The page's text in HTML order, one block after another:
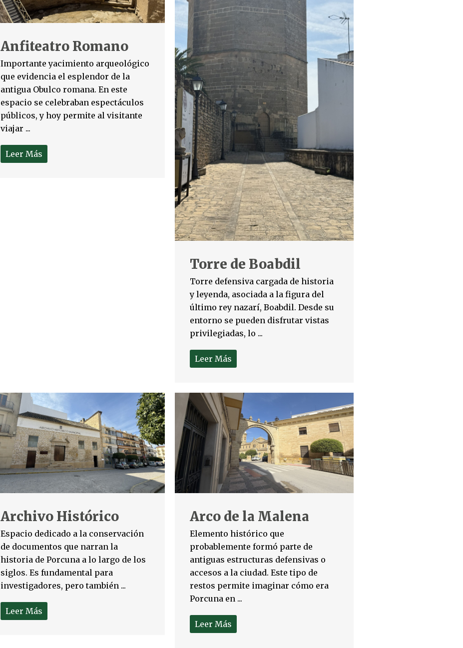
Anfiteatro Romano
Importante yacimiento arqueológico
que evidencia el esplendor de la
antigua Obulco romana. En este
espacio se celebraban espectáculos
públicos, y hoy permite al visitante
viajar ...
Leer Más
Torre de Boabdil
Torre defensiva cargada de historia
y leyenda, asociada a la figura del
último rey nazarí, Boabdil. Desde su
entorno se pueden disfrutar vistas
privilegiadas, lo ...
Leer Más
Archivo Histórico
Espacio dedicado a la conservación
de documentos que narran la
historia de Porcuna a lo largo de los
siglos. Es fundamental para
investigadores, pero también ...
Leer Más
Arco de la Malena
Elemento histórico que
probablemente formó parte de
antiguas estructuras defensivas o
accesos a la ciudad. Este tipo de
restos permite imaginar cómo era
Porcuna en ...
Leer Más